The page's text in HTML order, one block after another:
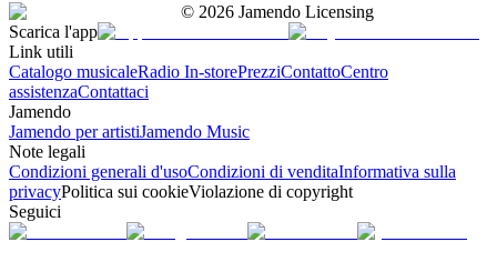
© 2026 Jamendo Licensing
Scarica l'app
Link utili
Catalogo musicaleRadio In-storePrezziContattoCentro
assistenzaContattaci
Jamendo
Jamendo per artistiJamendo Music
Note legali
Condizioni generali d'usoCondizioni di venditaInformativa sulla
privacyPolitica sui cookieViolazione di copyright
Seguici